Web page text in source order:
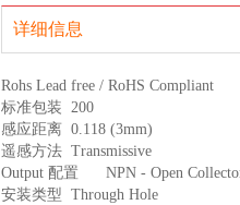
详细信息
Rohs Lead free / RoHS Compliant
标准包装
200
感应距离 0.118 (3mm)
遥感方法 Transmissive
Output 配置
NPN - Open
安装类型
Through Hole